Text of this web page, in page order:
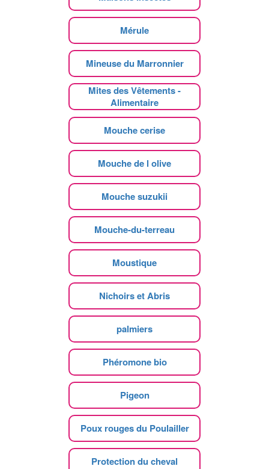
Mérule
Mineuse du Marronnier
Mites des Vêtements -
Alimentaire
Mouche cerise
Mouche de l olive
Mouche suzukii
Mouche-du-terreau
Moustique
Nichoirs et Abris
palmiers
Phéromone bio
Pigeon
Poux rouges du Poulailler
Protection du cheval